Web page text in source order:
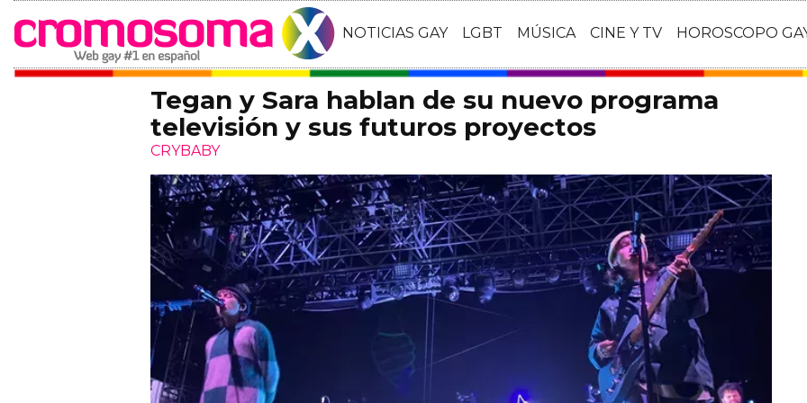
NOTICIAS GAY LGBT MÚSICA CINE Y TV HOROSCOPO
Tegan y Sara hablan de su nuevo programa
televisión y sus futuros proyectos
CRYBABY